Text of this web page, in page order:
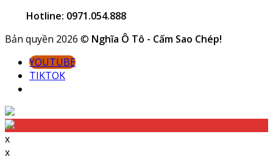
Hotline: 0971.054.888
Bản quyền 2026 © Nghĩa Ô Tô - Cấm Sao Chép!
YOUTUBE
TIKTOK
x
x